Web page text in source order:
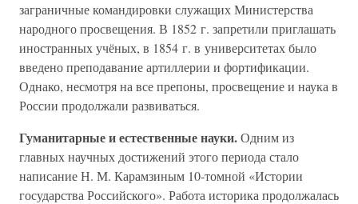
заграничные командировки служащих Министерства
народного просвещения. В 1852 г. запретили приглашать
иностранных учёных, в 1854 г. в университетах было
введено преподавание артиллерии и фортификации.
Однако, несмотря на все препоны, просвещение и наука в
России продолжали развиваться.
Гуманитарные и естественные науки.Одним из
главных научных достижений этого периода стало
написание Н. М. Карамзиным 10-томной «Истории
государства Российского». Работа историка продолжалась